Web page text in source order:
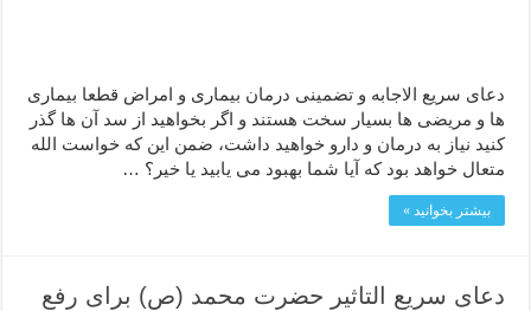
دعای سریع الاجابه و تضمینی درمان بیماری و امراض قطعا بیماری
ها و مریضی ها بسیار سخت هستند و اگر بخواهید از سد آن ها گذر
کنید نیاز به درمان و دارو خواهید داشت، ضمن این که خواست الله
متعال خواهد بود که آیا شما بهبود می یابید یا خیر؟ …
بیشتر بخوانید »
دعای سریع التاثیر حضرت محمد (ص) برای رفع